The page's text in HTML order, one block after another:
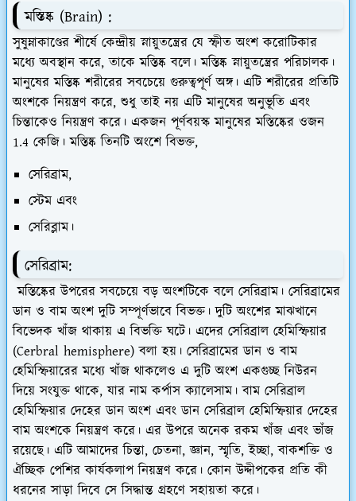
মস্তিষ্ক (Brain) :
সুষুম্নাকাণ্ডের শীর্ষে কেন্দ্রীয় স্নায়ুতন্ত্রের যে স্ফীত অংশ করোটিকার
মধ্যে অবস্থান করে, তাকে মস্তিষ্ক বলে। মস্তিষ্ক স্নায়ুতন্ত্রের পরিচালক।
মানুষের মস্তিষ্ক শরীরের সবচেয়ে গুরুত্বপূর্ণ অঙ্গ। এটি শরীরের প্রতিটি
অংশকে নিয়ন্ত্রণ করে, শুধু তাই নয় এটি মানুষের অনুভূতি এবং
চিন্তাকেও নিয়ন্ত্রণ করে। একজন পূর্ণবয়স্ক মানুষের মস্তিষ্কের ওজন
1.4 কেজি। মস্তিষ্ক তিনটি অংশে বিভক্ত,
সেরিব্রাম,
স্টেম এবং
সেরিব্লাম।
সেরিব্রাম:
মস্তিষ্কের উপরের সবচেয়ে বড় অংশটিকে বলে সেরিব্রাম। সেরিব্রামের
ডান ও বাম অংশ দুটি সম্পূর্ণভাবে বিভক্ত। দুটি অংশের মাঝখানে
বিভেদক খাঁজ থাকায় এ বিভক্তি ঘটে। এদের সেরিব্রাল হেমিস্ফিয়ার
(Cerbral hemisphere) বলা হয়। সেরিব্রামের ডান ও বাম
হেমিস্ফিয়ারের মধ্যে খাঁজ থাকলেও এ দুটি অংশ একগুচ্ছ নিউরন
দিয়ে সংযুক্ত থাকে, যার নাম কর্পাস ক্যালেসাম। বাম সেরিব্রাল
হেমিস্ফিয়ার দেহের ডান অংশ এবং ডান সেরিব্রাল হেমিস্ফিয়ার দেহের
বাম অংশকে নিয়ন্ত্রণ করে। এর উপরে অনেক রকম খাঁজ এবং ভাঁজ
রয়েছে। এটি আমাদের চিন্তা, চেতনা, জ্ঞান, স্মৃতি, ইচ্ছা, বাকশক্তি ও
ঐচ্ছিক পেশির কার্যকলাপ নিয়ন্ত্রণ করে। কোন উদ্দীপকের প্রতি কী
ধরনের সাড়া দিবে সে সিদ্ধান্ত গ্রহণে সহায়তা করে।